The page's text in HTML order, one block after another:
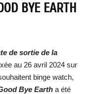
BYE EARTH
de sortie de la
au 26 avril 2024 sur
binge watch,
Bye Earth a été